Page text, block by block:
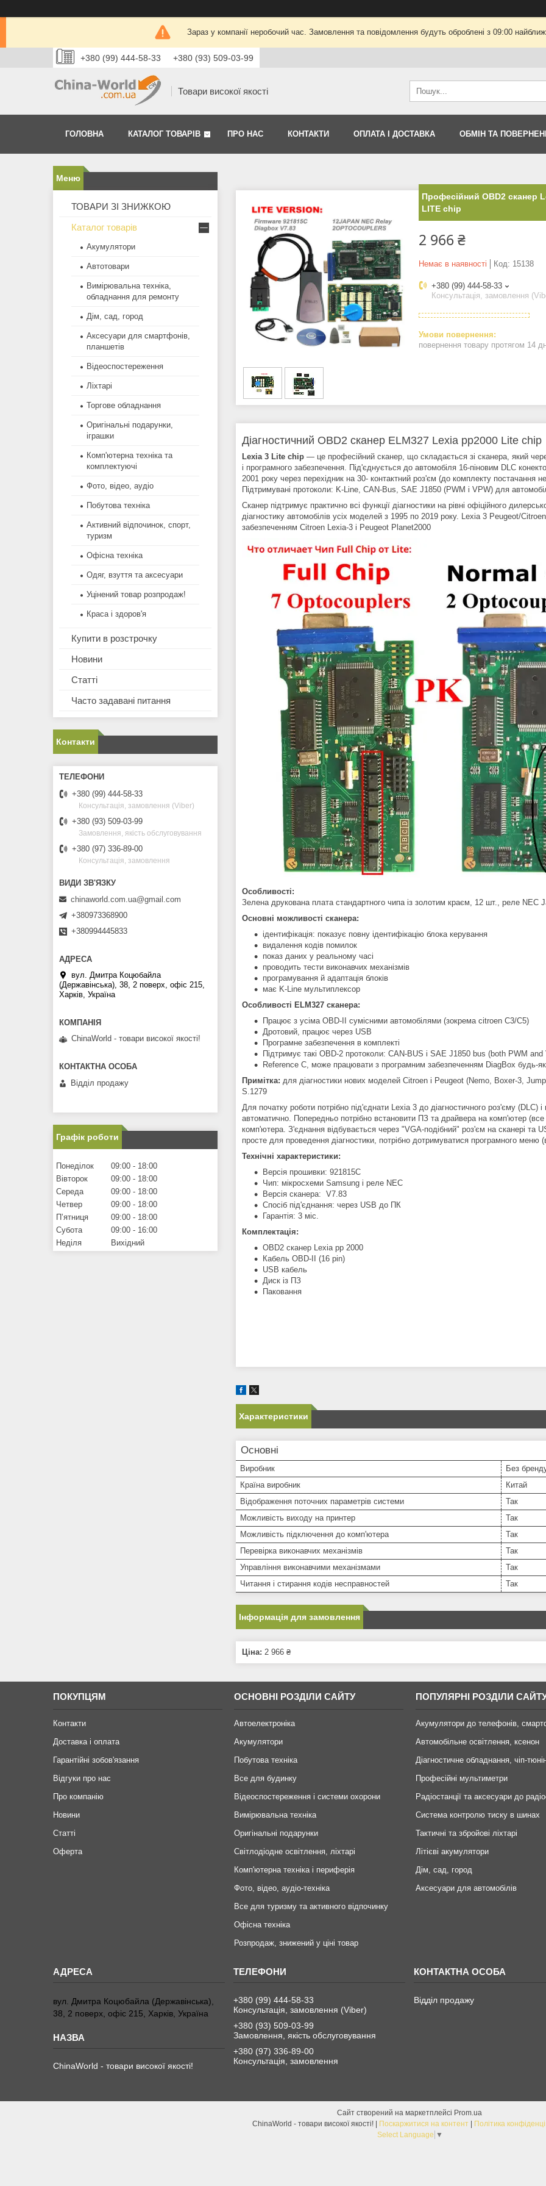
Зараз у компанії неробочий час. Замовлення та повідомлення будуть оброблені з 09:00
+380 (99) 444-58-33 +380 (93) 509-03-99
Товари високої якості
ГОЛОВНА КАТАЛОГ ТОВАРІВ ПРО НАС КОНТАКТИ ОПЛАТА І ДОСТАВКА ОБМІН ТА
Професійний OBD2 сканер
LITE chip
2 966 ₴
Немає в наявності Код: 15138
+380 (99) 444-58-33
Консультація, замовлення
повернення товару протягом 14
Діагностичний OBD2 сканер ELM327 Lexia pp2000 Lite chip
Lexia 3 Lite chip — це професійний сканер, що складається зі сканера, який
і програмного забезпечення. Під'єднується до автомобіля 16-піновим DLC
2001 року через перехідник на 30- контактний роз'єм (до комплекту постачання
Підтримувані протоколи: K-Line, CAN-Bus, SAE J1850 (PWM і VPW) для
Сканер підтримує практично всі функції діагностики на рівні офіційного
діагностику автомобілів усіх моделей з 1995 по 2019 року. Lexia 3 Peugeot/
забезпеченням Citroen Lexia-3 і Peugeot Planet2000
Особливості:
Зелена друкована плата стандартного чипа із золотим краєм, 12 шт., реле NEC
Основні можливості сканера:
ідентифікація: показує повну ідентифікацію блока керування
видалення кодів помилок
показ даних у реальному часі
проводить тести виконавчих механізмів
програмування й адаптація блоків
має K-Line мультиплексор
Особливості ELM327 сканера:
Працює з усіма OBD-II сумісними автомобілями (зокрема citroen C3/C5)
Дротовий, працює через USB
Програмне забезпечення в комплекті
Підтримує такі OBD-2 протоколи: CAN-BUS і SAE J1850 bus (both PWM and
Reference C, може працювати з програмним забезпеченням DiagBox будь-
Примітка: для діагностики нових моделей Citroen і Peugeot (Nemo, Boxer-3,
S.1279
Для початку роботи потрібно під'єднати Lexia 3 до діагностичного роз'єму (DLC)
автоматично. Попередньо потрібно встановити ПЗ та драйвера на комп'ютер
комп'ютера. З'єднання відбувається через "VGA-подібний" роз'єм на сканері та
просте для проведення діагностики, потрібно дотримуватися програмного
Технічні характеристики:
Версія прошивки: 921815C
Чип: мікросхеми Samsung і реле NEC
Версія сканера: V7.83
Спосіб під'єднання: через USB до ПК
Гарантія: 3 міс.
Комплектація:
OBD2 сканер Lexia pp 2000
Кабель OBD-II (16 pin)
USB кабель
Диск із ПЗ
Паковання
Характеристики
Основні
Виробник
Без
Країна виробник
Китай
Відображення поточних параметрів системи
Так
Можливість виходу на принтер
Так
Можливість підключення до комп'ютера
Так
Перевірка виконавчих механізмів
Так
Управління виконавчими механізмами
Так
Читання і стирання кодів несправностей
Так
Інформація для замовлення
Ціна: 2 966 ₴
ТОВАРИ ЗІ ЗНИЖКОЮ
Каталог товарів
Акумулятори
Автотовари
Вимірювальна техніка,
обладнання для ремонту
Дім, сад, город
Аксесуари для смартфонів,
планшетів
Відеоспостереження
Ліхтарі
Торгове обладнання
Оригінальні подарунки,
іграшки
Комп'ютерна техніка та
комплектуючі
Фото, відео, аудіо
Побутова техніка
Активний відпочинок, спорт,
туризм
Офісна техніка
Одяг, взуття та аксесуари
Уцінений товар розпродаж!
Краса і здоров'я
Купити в розстрочку
Новини
Статті
Часто задавані питання
Контакти
+380 (99) 444-58-33
Консультація, замовлення (Viber)
+380 (93) 509-03-99
Замовлення, якість обслуговування
+380 (97) 336-89-00
Консультація, замовлення
chinaworld.com.ua@gmail.com
+380973368900
+380994445833
вул. Дмитра Коцюбайла
(Державінська), 38, 2 поверх, офіс 215,
Харків, Україна
ChinaWorld - товари високої якості!
Відділ продажу
Графік роботи
Понеділок 09:00
18:00
Вівторок
09:00
18:00
Середа
09:00
18:00
Четвер
09:00
18:00
Пʼятниця
09:00
18:00
Субота
09:00
16:00
Неділя
Вихідний
ПОКУПЦЯМ
Контакти
Доставка і оплата
Гарантійні зобов'язання
Відгуки про нас
Про компанію
Новини
Статті
Оферта
ОСНОВНІ РОЗДІЛИ САЙТУ
Автоелектроніка
Акумулятори
Побутова техніка
Все для будинку
Відеоспостереження і системи охорони
Вимірювальна техніка
Оригінальні подарунки
Світлодіодне освітлення, ліхтарі
Комп'ютерна техніка і периферія
Фото, відео, аудіо-техніка
Все для туризму та активного відпочинку
Офісна техніка
Розпродаж, знижений у ціні товар
ПОПУЛЯРНІ РОЗДІЛИ
Акумулятори до телефонів,
Автомобільне освітлення, ксенон
Діагностичне обладнання, чіп-
Професійні мультиметри
Радіостанції та аксесуари до
Система контролю тиску в шинах
Тактичні та збройові ліхтарі
Літієві акумулятори
Дім, сад, город
Аксесуари для автомобілів
вул. Дмитра Коцюбайла (Державінська),
38, 2 поверх, офіс 215, Харків, Україна
ChinaWorld - товари високої якості!
+380 (99) 444-58-33
Консультація, замовлення (Viber)
+380 (93) 509-03-99
Замовлення, якість обслуговування
+380 (97) 336-89-00
Консультація, замовлення
Відділ продажу
Сайт створений на маркетплейсі Prom.ua
ChinaWorld - товари високої якості! | Поскаржитися на контент | Політика
Select Language ▼